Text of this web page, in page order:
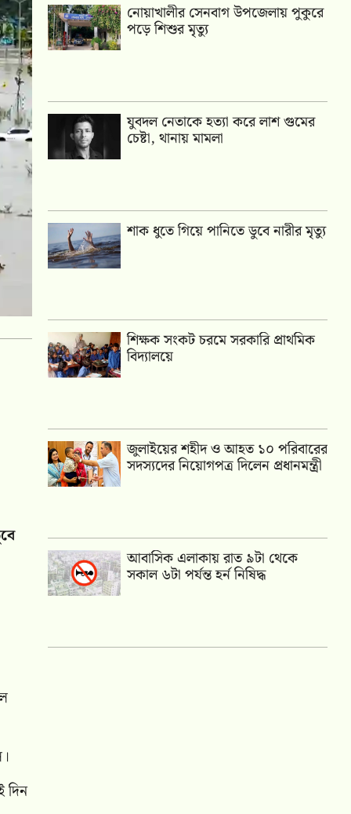
দিন
নোয়াখালীর সেনবাগ উপজেলায় পুকুরে
পড়ে শিশুর মৃত্যু
যুবদল নেতাকে হত্যা করে লাশ গুমের
চেষ্টা, থানায় মামলা
শাক ধুতে গিয়ে পানিতে ডুবে নারীর মৃত্যু
শিক্ষক সংকট চরমে সরকারি প্রাথমিক
বিদ্যালয়ে
জুলাইয়ের শহীদ ও আহত ১০ পরিবারের
সদস্যদের নিয়োগপত্র দিলেন প্রধানমন্ত্রী
আবাসিক এলাকায় রাত ৯টা থেকে
সকাল ৬টা পর্যন্ত হর্ন নিষিদ্ধ